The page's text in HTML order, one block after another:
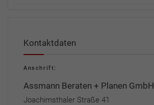
Kontaktdaten
Anschrift:
Assmann Beraten + Planen GmbH
Joachimsthaler Straße 41